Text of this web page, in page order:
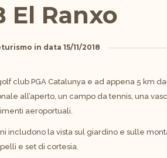
El Ranxo
in data 15/11/2018
club PGA Catalunya e ad appena 5 km
all’aperto, un campo da tennis, una
aeroportuali.
includono la vista sul giardino e sulle
e set di cortesia.